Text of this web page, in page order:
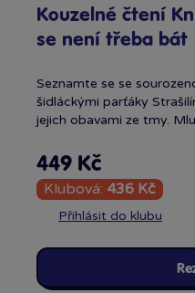
Kouzelné čtení
se není třeba bát
Seznamte se se
šidláckými par­ťáky
jejich obavami ze tmy.
449 Kč
Klubová: 436 Kč
Přihlásit do klubu